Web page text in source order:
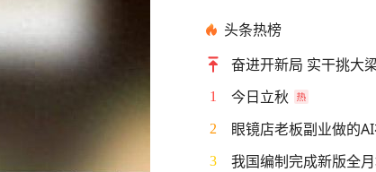
头条热榜
奋进开新局 实干挑大
1 今日立秋
2 眼镜店老板副业做的
3 我国编制完成新版全